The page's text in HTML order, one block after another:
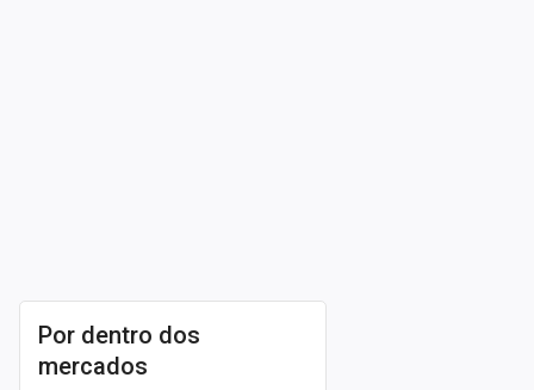
Por dentro dos
mercados